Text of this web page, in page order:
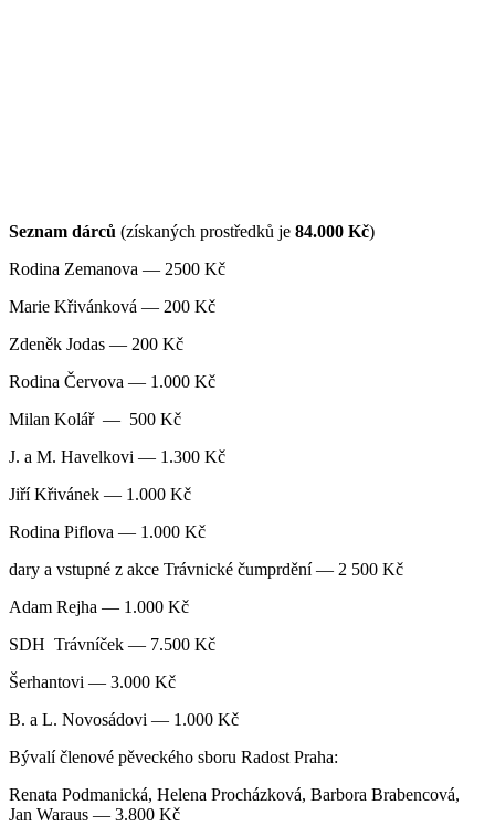
Seznam dárců (získaných prostředků je 84.000 Kč)
Rodina Zemanova — 2500 Kč
Marie Křivánková — 200 Kč
Zdeněk Jodas — 200 Kč
Rodina Červova — 1.000 Kč
Milan Kolář — 500 Kč
J. a M. Havelkovi — 1.300 Kč
Jiří Křivánek — 1.000 Kč
Rodina Piflova — 1.000 Kč
dary a vstupné z akce Trávnické čumprdění — 2 500 Kč
Adam Rejha — 1.000 Kč
SDH Trávníček — 7.500 Kč
Šerhantovi — 3.000 Kč
B. a L. Novosádovi — 1.000 Kč
Bývalí členové pěveckého sboru Radost Praha:
Renata Podmanická, Helena Procházková, Barbora Brabencová,
Jan Waraus — 3.800 Kč